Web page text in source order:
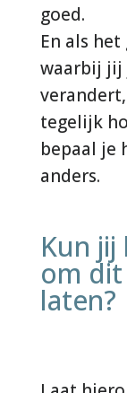
goed.
En als
waarbij jij
tegelijk
bepaal je
anders.
Kun
om
laten?